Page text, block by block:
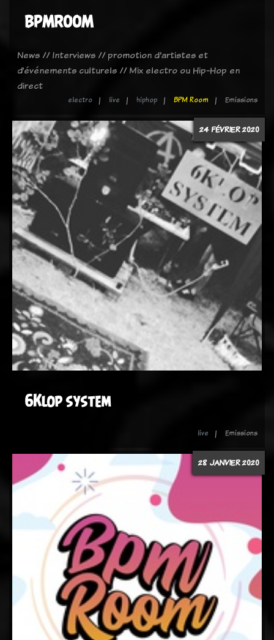
BPMROOM
News // Interviews // promotion d'artistes et
d’événements culturels // Mix electro ou Hip-Hop en
direct
electro live hiphop BPM Room Emissions
24 FÉVRIER 2020
6Klop system
live Emissions
28 JANVIER 2020